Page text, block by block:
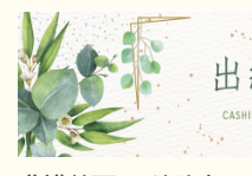
跳
到
主
要
內
容